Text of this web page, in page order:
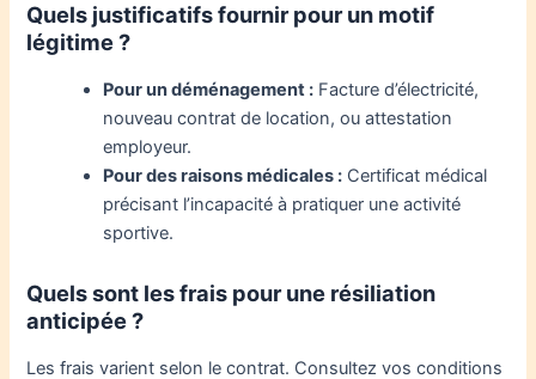
Quels justificatifs fournir pour un motif
légitime ?
Pour un déménagement : Facture d’électricité,
nouveau contrat de location, ou attestation
employeur.
Pour des raisons médicales : Certificat médical
précisant l’incapacité à pratiquer une activité
sportive.
Quels sont les frais pour une résiliation
anticipée ?
Les frais varient selon le contrat. Consultez vos conditions